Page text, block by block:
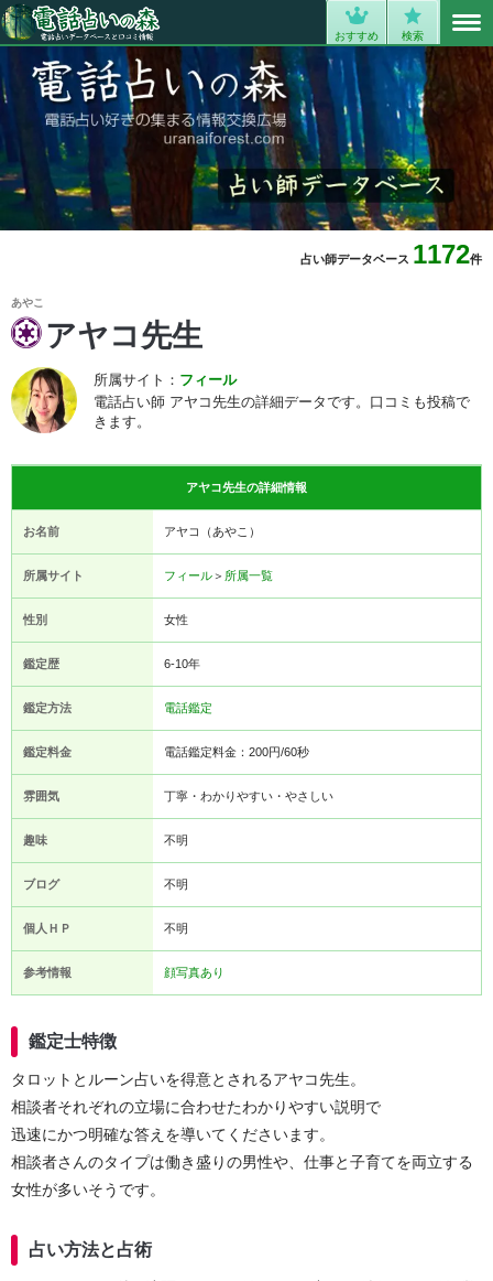
おすすめ 検索
占い師データベース 1172件
あやこ
アヤコ先生
所属サイト： フィール
電話占い師 アヤコ先生の詳細データです。口コミも投稿で
きます。
アヤコ先生の詳細情報
お名前 アヤコ（あやこ）
所属サイト フィール＞ 所属一覧
性別 女性
鑑定歴 6-10年
鑑定方法 電話鑑定
鑑定料金 電話鑑定料金：200円/60秒
雰囲気 丁寧・わかりやすい・やさしい
趣味 不明
ブログ 不明
個人ＨＰ 不明
参考情報 顔写真あり
鑑定士特徴
タロットとルーン占いを得意とされるアヤコ先生。
相談者それぞれの立場に合わせたわかりやすい説明で
迅速にかつ明確な答えを導いてくださいます。
相談者さんのタイプは働き盛りの男性や、仕事と子育てを両立する
女性が多いそうです。
占い方法と占術